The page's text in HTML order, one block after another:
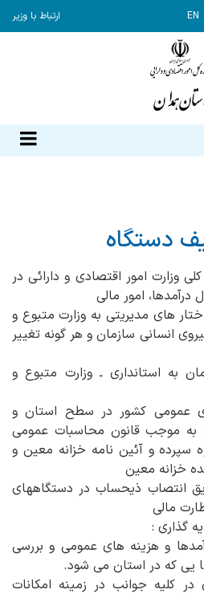
EN ارتباط با وزیر
دستگاه
وزارت امور اقتصادی و دارائی در
امور مالی
های مدیریتی به وزارت متبوع و
انسانی سازمان و هر گونه تغییر
به استانداری ـ وزارت متبوع و
عمومی کشور در سطح استان و
به موجب قانون محاسبات عمومی
سپرده و آئین نامه خزانه معین و
خزانه معین
انتصاب ذیحساب در دستگاههای
مالی
گذاری :
و هزینه های عمومی و بررسی
یی که در استان می شود.
کلیه جوانب در زمینه امکانات